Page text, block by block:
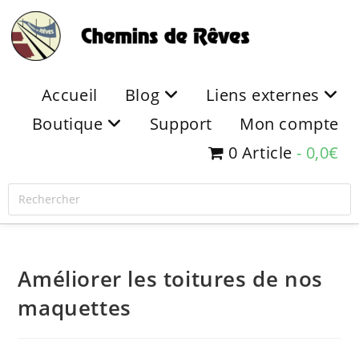
Accueil Blog
Liens externes
Boutique
Support
Mon compte
0 Article
0,0€
Améliorer les toitures de nos
maquettes